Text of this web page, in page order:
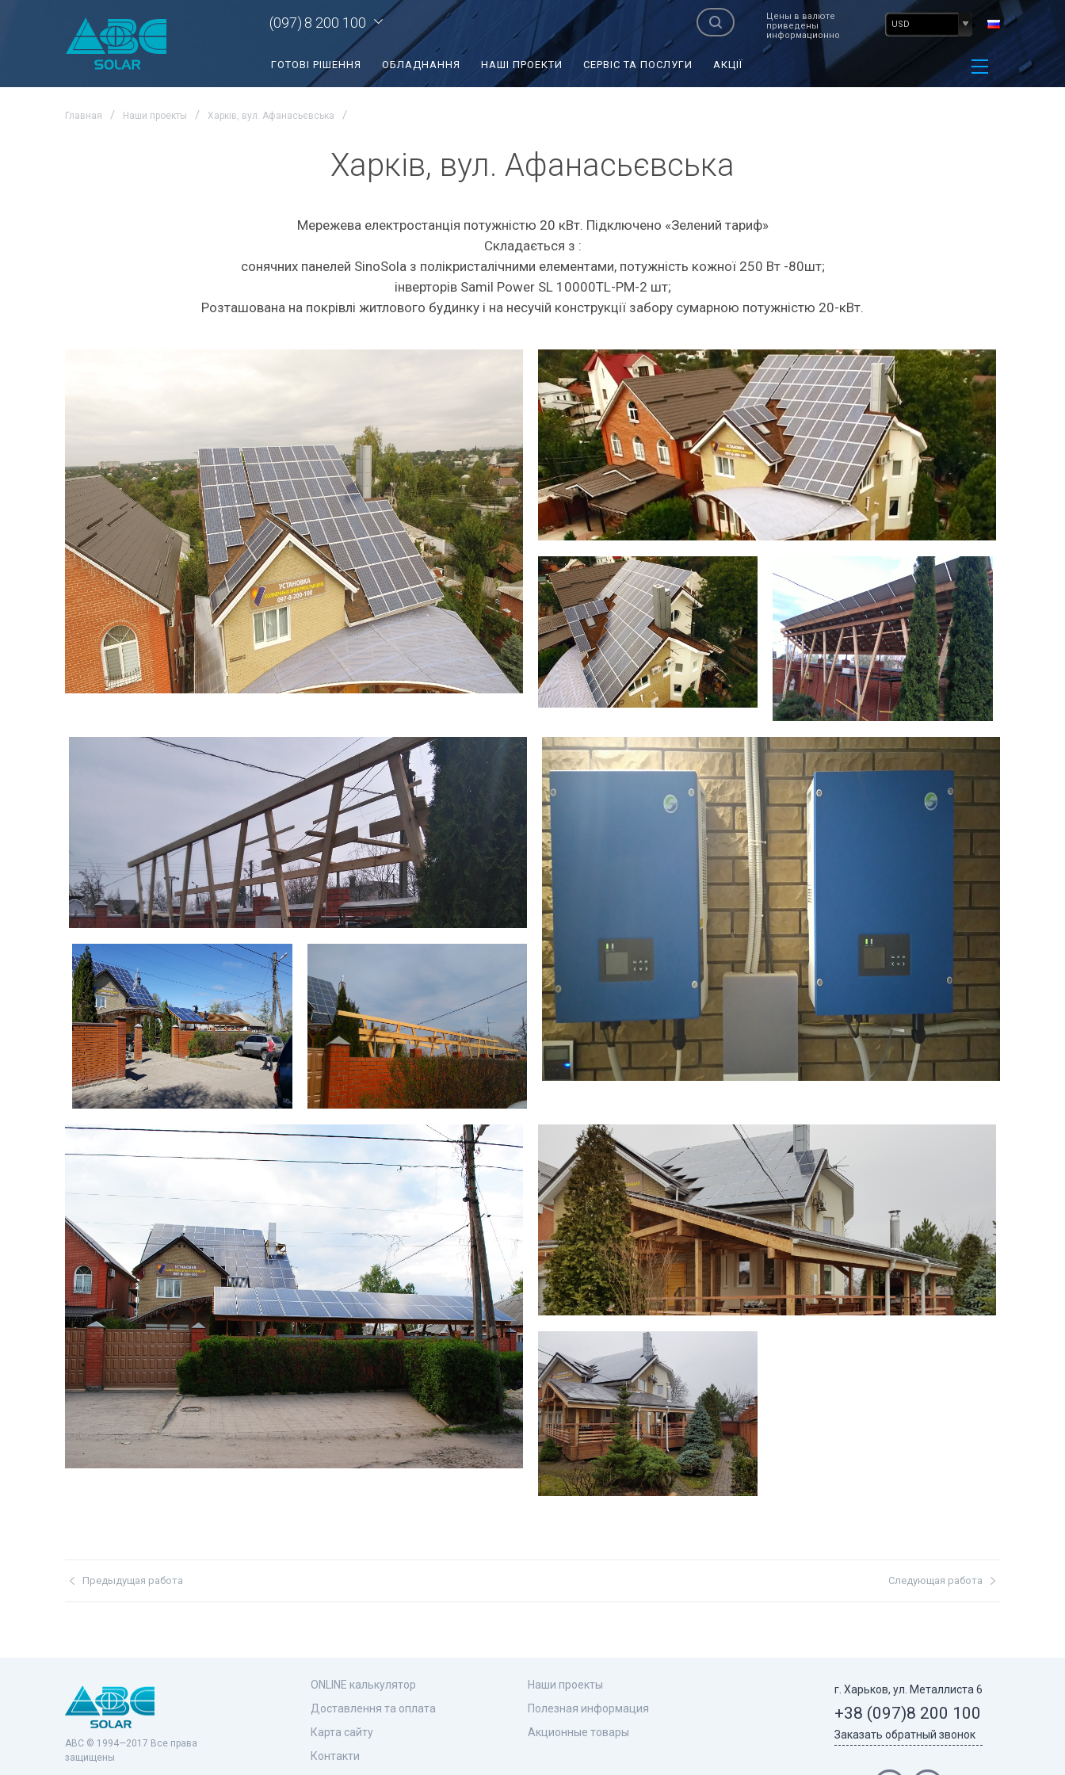
(097) 8 200 100
Цены в валюте
приведены
информационно
USD
ГОТОВІ РІШЕННЯ ОБЛАДНАННЯ НАШІ ПРОЕКТИ СЕРВІС ТА ПОСЛУГИ АКЦІЇ
Главная Наши проекты Харків, вул. Афанасьєвська
Харків, вул. Афанасьєвська
Мережева електростанція потужністю 20 кВт. Підключено «Зелений тариф»
Складається з :
сонячних панелей SinoSola з полікристалічними елементами, потужність кожної 250 Вт -80шт;
інверторів Samil Power SL 10000TL-PM-2 шт;
Розташована на покрівлі житлового будинку і на несучій конструкції забору сумарною потужністю 20-кВт.
Следующая работа
Предыдущая работа
ABC © 1994—2017 Все права
защищены
ONLINE калькулятор
Доставлення та оплата
Карта сайту
Контакти
Наши проекты
Полезная информация
Акционные товары
г. Харьков, ул. Металлиста 6
+38 (097)8 200 100
Заказать обратный звонок